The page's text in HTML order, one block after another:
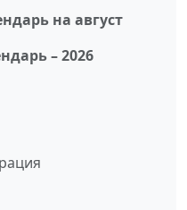
на август
– 2026